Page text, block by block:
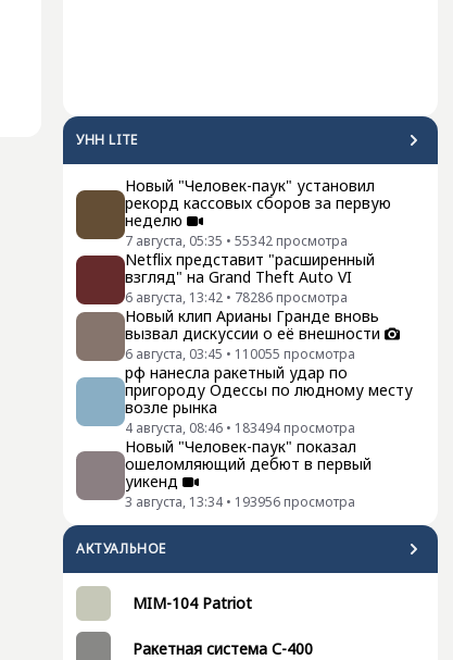
УНН LITE
Новый "Человек-паук" установил
рекорд кассовых сборов за первую
неделю
7 августа, 05:35 • 55342 просмотра
Netflix представит "расширенный
взгляд" на Grand Theft Auto VI
6 августа, 13:42 • 78286 просмотра
Новый клип Арианы Гранде вновь
вызвал дискуссии о её внешности
6 августа, 03:45 • 110055 просмотра
рф нанесла ракетный удар по
пригороду Одессы по людному месту
возле рынка
4 августа, 08:46 • 183494 просмотра
Новый "Человек-паук" показал
ошеломляющий дебют в первый
уикенд
3 августа, 13:34 • 193956 просмотра
АКТУАЛЬНОЕ
MIM-104 Patriot
Ракетная система С-400